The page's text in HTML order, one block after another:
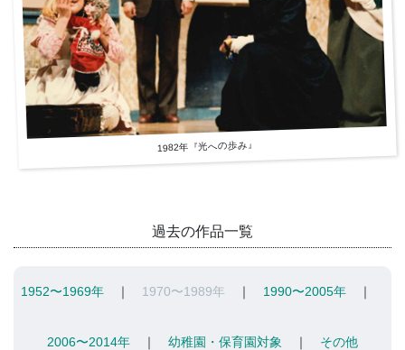
1982年『光への歩み』
過去の作品一覧
1952〜1969年 ｜ 1970〜1989年 ｜ 1990〜2005年 ｜
2006〜2014年 ｜ 幼稚園・保育園対象 ｜ その他